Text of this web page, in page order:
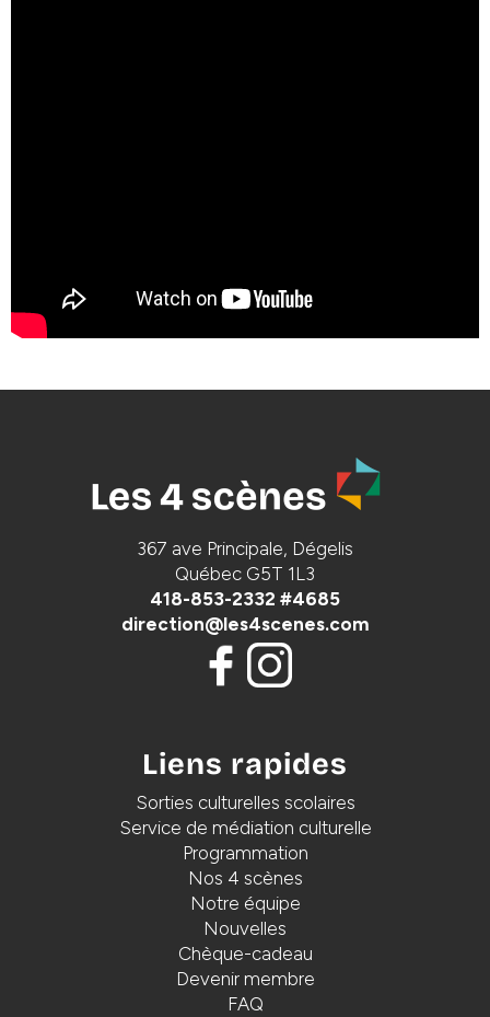
367 ave Principale, Dégelis
Québec G5T 1L3
418-853-2332 #4685
direction@les4scenes.com
Liens rapides
Sorties culturelles scolaires
Service de médiation culturelle
Programmation
Nos 4 scènes
Notre équipe
Nouvelles
Chèque-cadeau
Devenir membre
FAQ